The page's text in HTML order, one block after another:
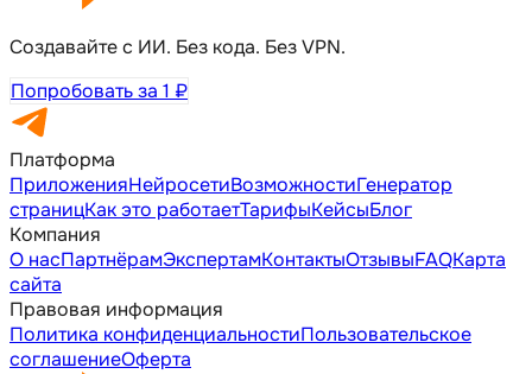
Создавайте с ИИ. Без кода. Без VPN.
Попробовать за 1 ₽
Платформа
ПриложенияНейросетиВозможностиГенератор
страницКак это работаетТарифыКейсыБлог
Компания
О насПартнёрамЭкспертамКонтактыОтзывыFAQКарта
сайта
Правовая информация
Политика конфиденциальностиПользовательское
соглашениеОферта